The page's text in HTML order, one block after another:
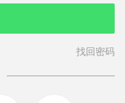
找回密码